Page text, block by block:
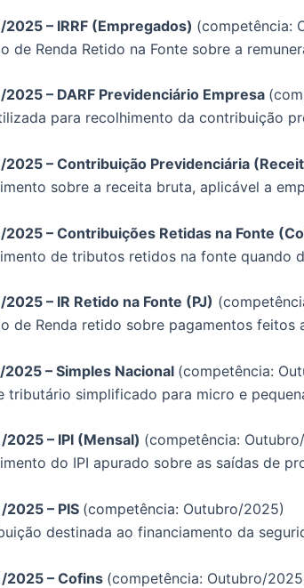
2025 – IRRF (Empregados) (competência:
de Renda Retido na Fonte sobre a
2025 – DARF Previdenciário Empresa
para recolhimento da contribuição
2025 – Contribuição Previdenciária
sobre a receita bruta, aplicável a
2025 – Contribuições Retidas na Fonte
de tributos retidos na fonte quando
2025 – IR Retido na Fonte (PJ)
de Renda retido sobre pagamentos
2025 – Simples Nacional (competência:
tributário simplificado para micro e
2025 – IPI (Mensal) (competência:
do IPI apurado sobre as saídas de
2025 – PIS (competência: Outubro/2025)
destinada ao financiamento da
2025 – Cofins (competência: Outubro/